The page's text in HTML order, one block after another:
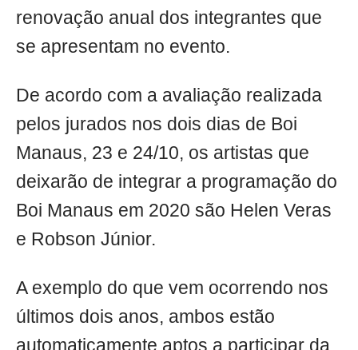
renovação anual dos integrantes que
se apresentam no evento.
De acordo com a avaliação realizada
pelos jurados nos dois dias de Boi
Manaus, 23 e 24/10, os artistas que
deixarão de integrar a programação do
Boi Manaus em 2020 são Helen Veras
e Robson Júnior.
A exemplo do que vem ocorrendo nos
últimos dois anos, ambos estão
automaticamente aptos a participar da